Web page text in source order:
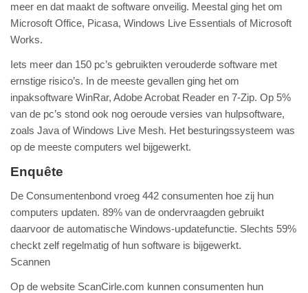
meer en dat maakt de software onveilig. Meestal ging het om
Microsoft Office, Picasa, Windows Live Essentials of Microsoft
Works.
Iets meer dan 150 pc’s gebruikten verouderde software met
ernstige risico’s. In de meeste gevallen ging het om
inpaksoftware WinRar, Adobe Acrobat Reader en 7-Zip. Op 5%
van de pc’s stond ook nog oeroude versies van hulpsoftware,
zoals Java of Windows Live Mesh. Het besturingssysteem was
op de meeste computers wel bijgewerkt.
Enquête
De Consumentenbond vroeg 442 consumenten hoe zij hun
computers updaten. 89% van de ondervraagden gebruikt
daarvoor de automatische Windows-updatefunctie. Slechts 59%
checkt zelf regelmatig of hun software is bijgewerkt.
Scannen
Op de website ScanCirle.com kunnen consumenten hun